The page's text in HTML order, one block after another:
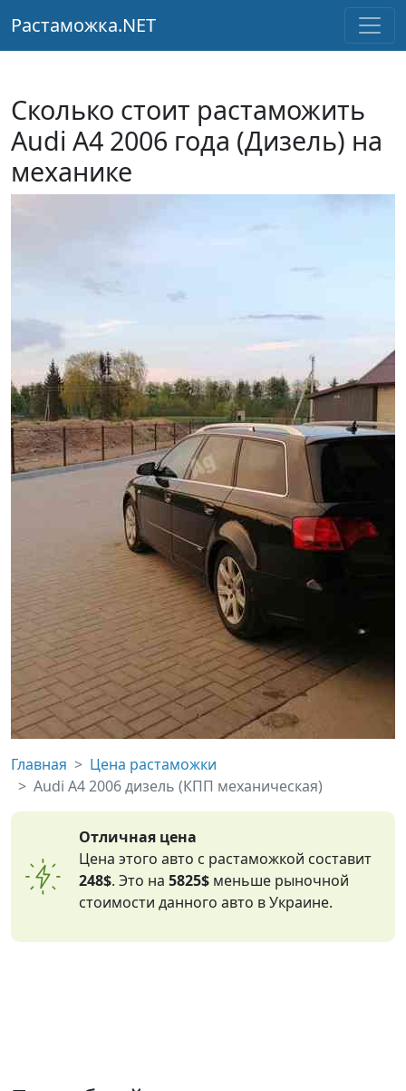
Растаможка.NET
Сколько стоит растаможить
Audi A4 2006 года (Дизель) на
механике
Главная
Цена растаможки
Audi A4 2006 дизель (КПП механическая)
Отличная цена
Цена этого авто с растаможкой составит
248$. Это на5825$ меньше рыночной
стоимости данного авто в Украине.